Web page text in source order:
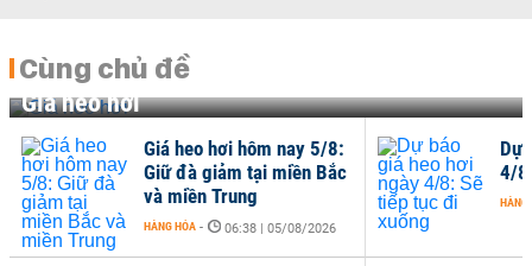
Cùng chủ đề
Giá heo hơi
Giá heo hơi hôm nay 5/8:
Giữ đà giảm tại miền Bắc
và miền Trung
HÀNG HÓA - 06:38 | 05/08/2026
Dự
4/
HÀNG